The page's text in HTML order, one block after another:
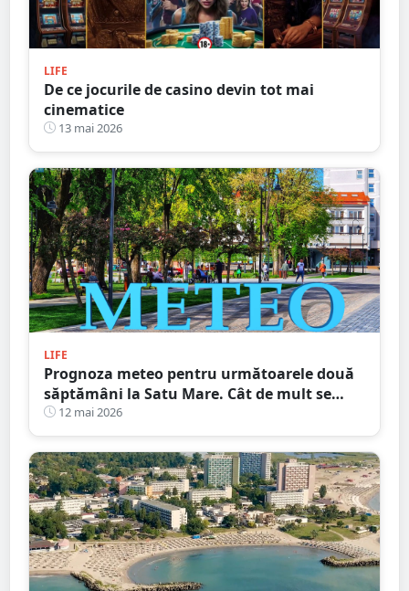
LIFE
De ce jocurile de casino devin tot mai
cinematice
13 mai 2026
LIFE
Prognoza meteo pentru următoarele două
săptămâni la Satu Mare. Cât de mult se
încălzește vremea
12 mai 2026